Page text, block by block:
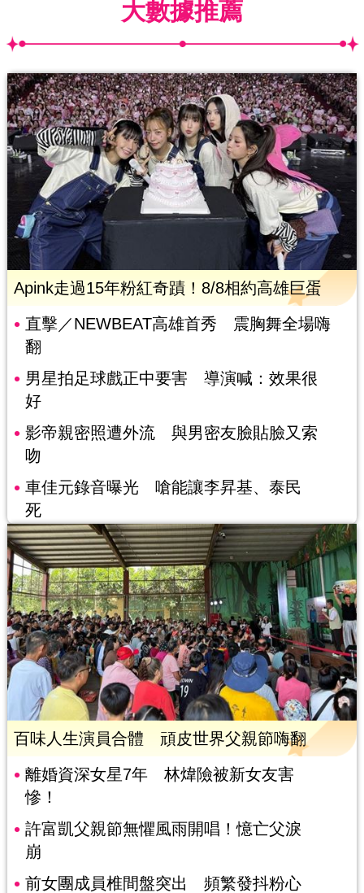
大數據推薦
Apink走過15年粉紅奇蹟！8/8相約高雄巨蛋
直擊／NEWBEAT高雄首秀 震胸舞全場嗨
翻
男星拍足球戲正中要害 導演喊：效果很
好
影帝親密照遭外流 與男密友臉貼臉又索
吻
車佳元錄音曝光 嗆能讓李昇基、泰民
死
百味人生演員合體 頑皮世界父親節嗨翻
離婚資深女星7年 林煒險被新女友害
慘！
許富凱父親節無懼風雨開唱！憶亡父淚
崩
前女團成員椎間盤突出 頻繁發抖粉心